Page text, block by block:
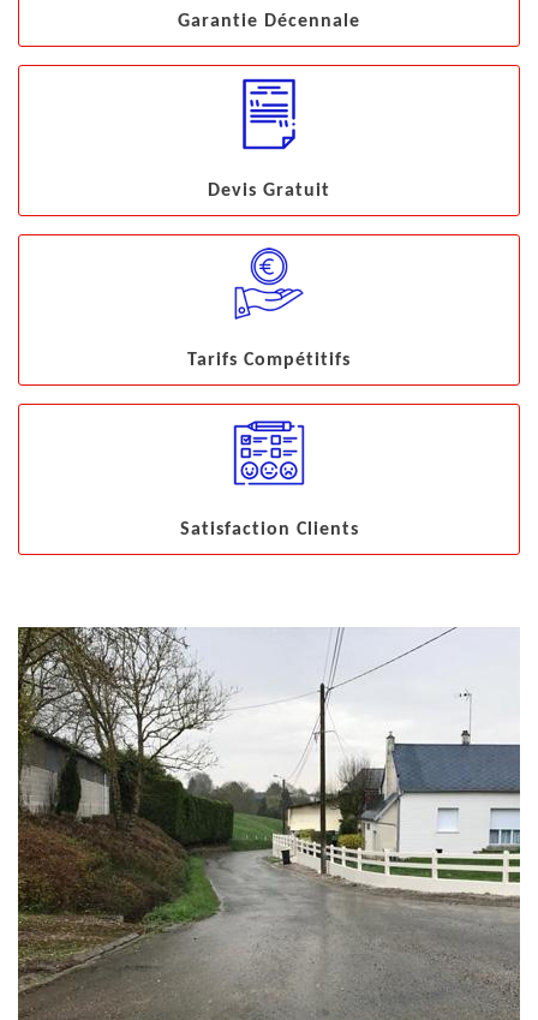
Garantie Décennale
Devis Gratuit
Tarifs Compétitifs
Satisfaction Clients